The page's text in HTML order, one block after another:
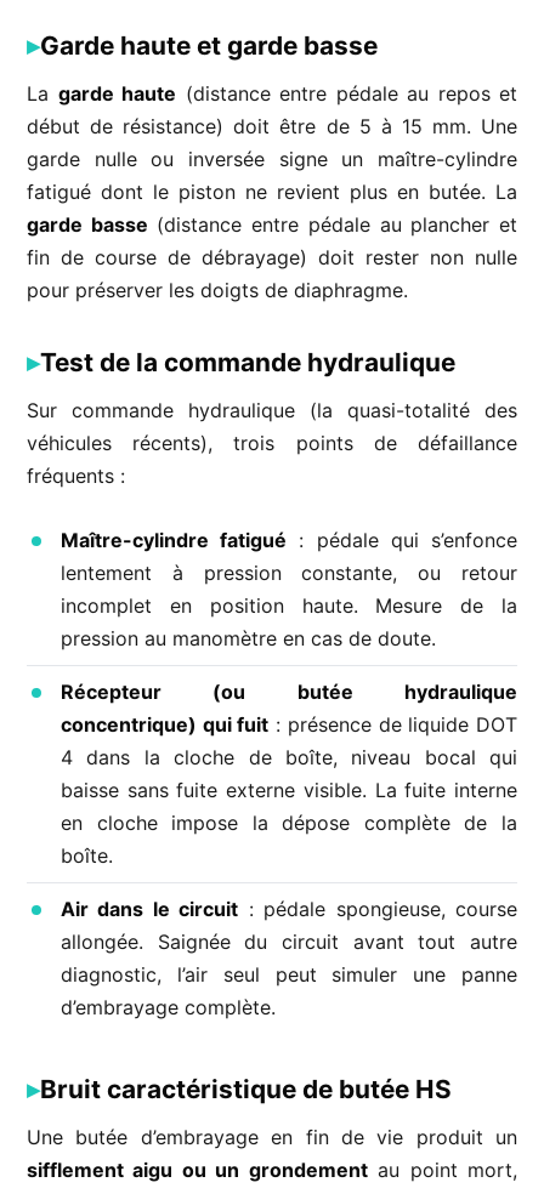
Garde haute et garde basse
La garde haute (distance entre pédale au repos et
début de résistance) doit être de 5 à 15 mm. Une
garde nulle ou inversée signe un maître-cylindre
fatigué dont le piston ne revient plus en butée. La
garde basse (distance entre pédale au plancher et
fin de course de débrayage) doit rester non nulle
pour préserver les doigts de diaphragme.
Test de la commande hydraulique
Sur commande hydraulique (la quasi-totalité des
véhicules récents), trois points de défaillance
fréquents :
Maître-cylindre fatigué : pédale qui s’enfonce
lentement à pression constante, ou retour
incomplet en position haute. Mesure de la
pression au manomètre en cas de doute.
Récepteur (ou butée hydraulique
concentrique) qui fuit : présence de liquide DOT
4 dans la cloche de boîte, niveau bocal qui
baisse sans fuite externe visible. La fuite interne
en cloche impose la dépose complète de la
boîte.
Air dans le circuit : pédale spongieuse, course
allongée. Saignée du circuit avant tout autre
diagnostic, l’air seul peut simuler une panne
d’embrayage complète.
Bruit caractéristique de butée HS
Une butée d’embrayage en fin de vie produit un
sifflement aigu ou un grondementau point mort,